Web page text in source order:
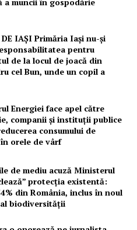
IAȘI Primăria Iași nu-și
pentru
de la locul de joacă din
cel Bun, unde un copil a
Energiei face apel către
companii și instituții publice
consumului de
orele de vârf
de mediu acuză Ministerul
protecția existentă:
din România, inclus în noul
biodiversității